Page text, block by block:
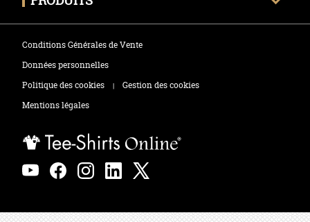
Zones de marquage
Polos
Sweats
Conditions Générales de Vente
Données personnelles
Politique des cookies
|
Gestion des cookies
Mentions légales